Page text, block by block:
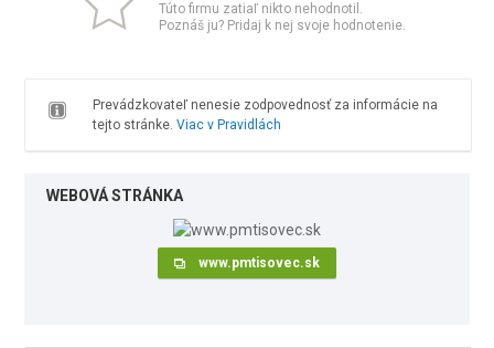
Túto firmu zatiaľ nikto nehodnotil.
Poznáš ju? Pridaj k nej svoje hodnotenie.
Prevádzkovateľ nenesie zodpovednosť za informácie na
tejto stránke. Viac v Pravidlách
WEBOVÁ STRÁNKA
www.pmtisovec.sk